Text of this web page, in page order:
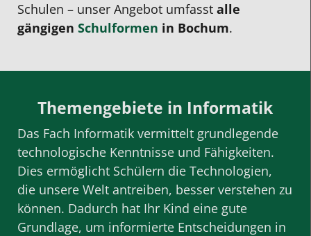
Schulen – unser Angebot umfasst alle
gängigen Schulformen in Bochum.
Themengebiete in Informatik
Das Fach Informatik vermittelt grundlegende
technologische Kenntnisse und Fähigkeiten.
Dies ermöglicht Schülern die Technologien,
die unsere Welt antreiben, besser verstehen zu
können. Dadurch hat Ihr Kind eine gute
Grundlage, um informierte Entscheidungen in